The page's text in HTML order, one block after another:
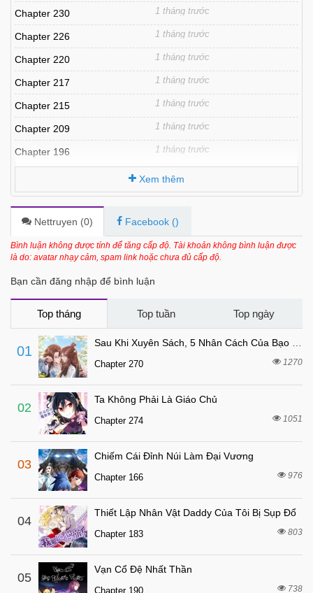
Chapter 230 1 tháng trước
Chapter 226 1 tháng trước
Chapter 220 1 tháng trước
Chapter 217 1 tháng trước
Chapter 215 1 tháng trước
Chapter 209 1 tháng trước
Chapter 196 1 tháng trước
Chapter 183 1 tháng trước
Chapter 182 1 tháng trước
Chapter 180 1 tháng trước
1 tháng trước
Chapter 166
Chapter 148 1 tháng trước
Chapter 140
Chapter 137
Chapter 119
Chapter 109 1 tháng trước
Chapter 102
Chapter 101
Chapter 100
Chapter 82 1 tháng trước
Chapter 77 1 tháng trước
Chapter 67
Chapter 50 1 tháng trước
Chapter 49
Xem thêm
Nettruyen (0) Facebook ()
Bình luận không được tính để tăng cấp độ. Tài khoản không bình luận được
là do: avatar nhạy cảm, spam link hoặc chưa đủ cấp độ.
Bạn cần đăng nhập để bình luận
Top tháng Top tuần Top ngày
01
Chapter 270 1270
02
Ta Không Phải Là Giáo Chủ
Chapter 274 1051
03
Chiếm Cái Đỉnh Núi Làm Đại Vương
Chapter 166 976
04
Thiết Lập Nhân Vật Daddy Của Tôi Bị Sụp Đổ
Chapter 183 803
05
Vạn Cổ Đệ Nhất Thần
Chapter 190 738